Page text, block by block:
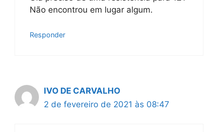
Não encontrou em lugar algum.
Responder
IVO DE CARVALHO
2 de fevereiro de 2021 às 08:47